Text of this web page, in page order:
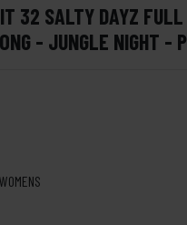
32 SALTY DAYZ FULL
- JUNGLE NIGHT - P